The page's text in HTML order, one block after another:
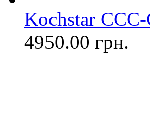
Kochstar
4950.00 грн.